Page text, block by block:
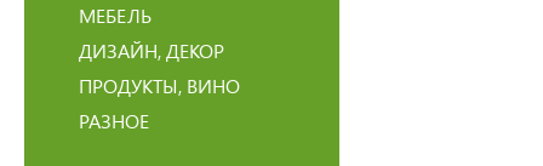
МЕБЕЛЬ
ДИЗАЙН, ДЕКОР
ПРОДУКТЫ, ВИНО
РАЗНОЕ